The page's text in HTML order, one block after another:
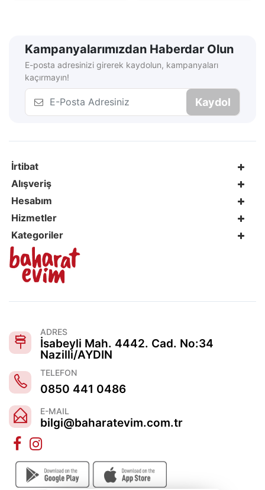
Kampanyalarımızdan Haberdar Olun
E-posta adresinizi girerek kaydolun, kampanyaları
kaçırmayın!
Kaydol
İrtibat
Alışveriş
Hesabım
Hizmetler
Kategoriler
ADRES
İsabeyli Mah. 4442. Cad. No:34
Nazilli/AYDIN
TELEFON
0850 441 0486
E-MAIL
bilgi@baharatevim.com.tr